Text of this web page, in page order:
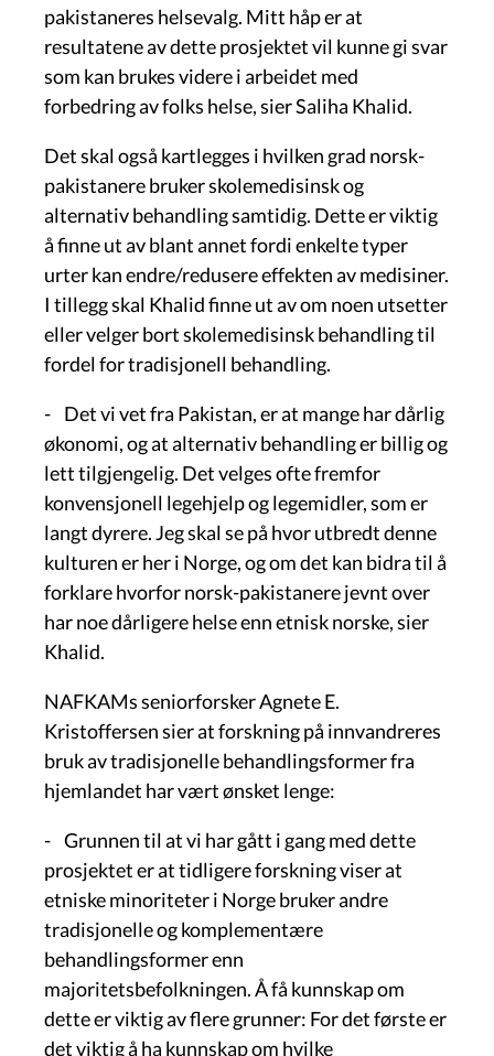
pakistaneres helsevalg. Mitt håp er at
resultatene av dette prosjektet vil kunne gi svar
som kan brukes videre i arbeidet med
forbedring av folks helse, sier Saliha Khalid.
Det skal også kartlegges i hvilken grad norsk-
pakistanere bruker skolemedisinsk og
alternativ behandling samtidig. Dette er viktig
å finne ut av blant annet fordi enkelte typer
urter kan endre/redusere effekten av medisiner.
I tillegg skal Khalid finne ut av om noen utsetter
eller velger bort skolemedisinsk behandling til
fordel for tradisjonell behandling.
- Det vi vet fra Pakistan, er at mange har dårlig
økonomi, og at alternativ behandling er billig og
lett tilgjengelig. Det velges ofte fremfor
konvensjonell legehjelp og legemidler, som er
langt dyrere. Jeg skal se på hvor utbredt denne
kulturen er her i Norge, og om det kan bidra til å
forklare hvorfor norsk-pakistanere jevnt over
har noe dårligere helse enn etnisk norske, sier
Khalid.
NAFKAMs seniorforsker Agnete E.
Kristoffersen sier at forskning på innvandreres
bruk av tradisjonelle behandlingsformer fra
hjemlandet har vært ønsket lenge:
- Grunnen til at vi har gått i gang med dette
prosjektet er at tidligere forskning viser at
etniske minoriteter i Norge bruker andre
tradisjonelle og komplementære
behandlingsformer enn
majoritetsbefolkningen. Å få kunnskap om
dette er viktig av flere grunner: For det første er
det viktig å ha kunnskap om hvilke